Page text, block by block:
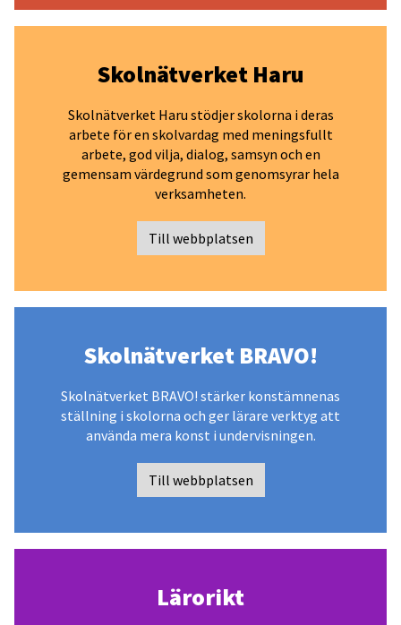
Skolnätverket Haru
Skolnätverket Haru stödjer skolorna i deras
arbete för en skolvardag med meningsfullt
arbete, god vilja, dialog, samsyn och en
gemensam värdegrund som genomsyrar hela
verksamheten.
Till webbplatsen
Skolnätverket BRAVO!
Skolnätverket BRAVO! stärker konstämnenas
ställning i skolorna och ger lärare verktyg att
använda mera konst i undervisningen.
Till webbplatsen
Lärorikt